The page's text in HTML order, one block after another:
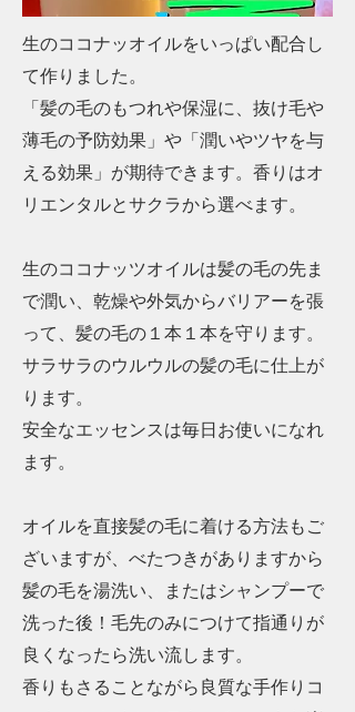
​生のココナッオイルをいっぱい配合し
て作りました。
「髪の毛のもつれや保湿に、抜け毛や
薄毛の予防効果」や「潤いやツヤを与
える効果」が期待できます。香りはオ
リエンタル​とサクラから選べます。
生のココナッツオイルは髪の毛の先ま
で潤い、 乾燥や外気からバリアーを張
って、髪の毛の１本１本を守ります。
サラサラのウルウルの髪の毛に仕上が
ります。
安全なエッセンスは毎日お使いになれ
ます。
オイルを直接髪の毛に着ける方法もご
ざいますが、べたつきがありますから
髪の毛を湯洗い、またはシャンプーで
洗った後！毛先のみにつけて指通りが
良くなったら洗い流します。
香りもさることながら良質な手作りコ